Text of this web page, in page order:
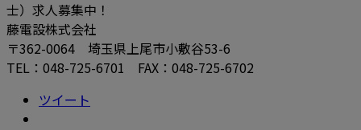
士）求人募集中！
藤電設株式会社
〒362-0064 埼玉県上尾市小敷谷53-6
TEL：048-725-6701 FAX：048-725-6702
ツイート